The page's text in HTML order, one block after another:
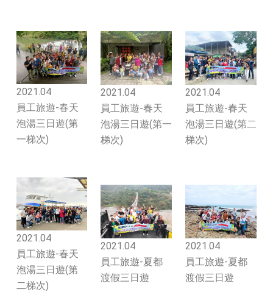
2021.04
員工旅遊-春天
泡湯三日遊(第
一梯次)
2021.04
員工旅遊-春天
泡湯三日遊(第一
梯次)
2021.04
員工旅遊-春天
泡湯三日遊(第二
梯次)
2021.04
員工旅遊-春天
泡湯三日遊(第
二梯次)
2021.04
員工旅遊-夏都
渡假三日遊
2021.04
員工旅遊-夏都
渡假三日遊